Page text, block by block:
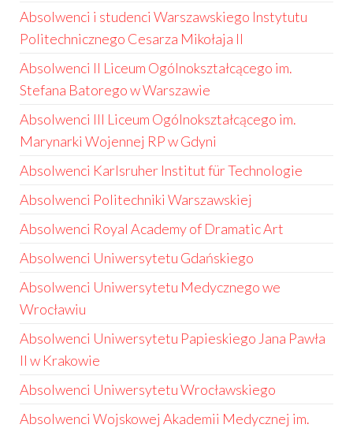
Absolwenci i studenci Warszawskiego Instytutu
Politechnicznego Cesarza Mikołaja II
Absolwenci II Liceum Ogólnokształcącego im.
Stefana Batorego w Warszawie
Absolwenci III Liceum Ogólnokształcącego im.
Marynarki Wojennej RP w Gdyni
Absolwenci Karlsruher Institut für Technologie
Absolwenci Politechniki Warszawskiej
Absolwenci Royal Academy of Dramatic Art
Absolwenci Uniwersytetu Gdańskiego
Absolwenci Uniwersytetu Medycznego we
Wrocławiu
Absolwenci Uniwersytetu Papieskiego Jana Pawła
II w Krakowie
Absolwenci Uniwersytetu Wrocławskiego
Absolwenci Wojskowej Akademii Medycznej im.